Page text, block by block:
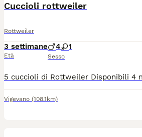
Cuccioli rottweiler
Rottweiler
3 settimane
Età
4 1
Sesso
Vigevano (108.1km)